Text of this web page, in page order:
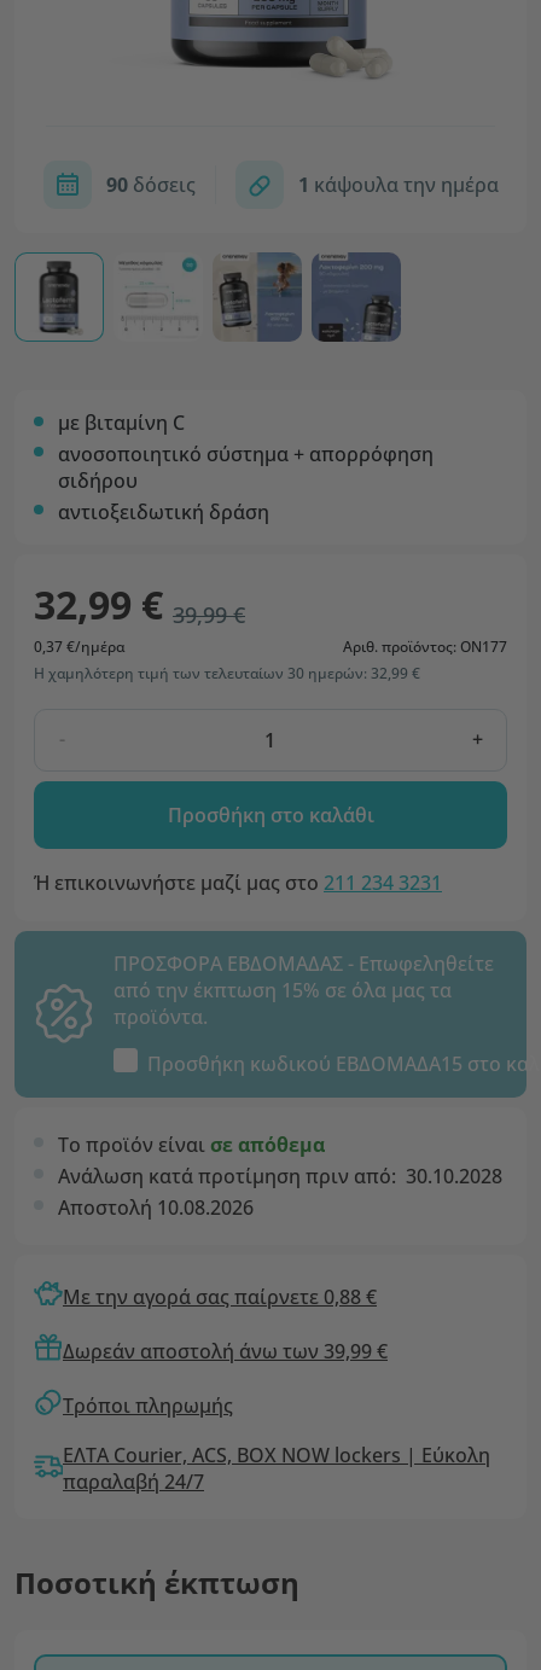
90δόσεις 1 κάψουλα την ημέρα
με βιταμίνη C
ανοσοποιητικό σύστημα + απορρόφηση
σιδήρου
αντιοξειδωτική δράση
32,99 € 39,99 €
0,37 €/ημέρα
Αριθ. προϊόντος: ON177
Η χαμηλότερη τιμή των τελευταίων 30 ημερών: 32,99 €
- +
Προσθήκη στο καλάθι
Ή επικοινωνήστε μαζί μας στο 211 234 3231
ΠΡΟΣΦΟΡΑ ΕΒΔΟΜΑΔΑΣ - Επωφεληθείτε
από την έκπτωση 15% σε όλα μας τα
προϊόντα.
Προσθήκη κωδικού ΕΒΔΟΜΑΔΑ15 στο
Το προϊόν είναι σε απόθεμα
Ανάλωση κατά προτίμηση πριν από: 30.10.2028
Αποστολή 10.08.2026
Με την αγορά σας παίρνετε 0,88 €
Δωρεάν αποστολή άνω των 39,99 €
Τρόποι πληρωμής
ΕΛΤΑ Courier, ACS, BOX NOW lockers | Εύκολη
παραλαβή 24/7
Ποσοτική έκπτωση